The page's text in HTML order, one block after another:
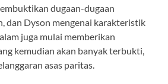
dugaan-dugaan
dan Dyson mengenai karakteristik
juga mulai memberikan
kemudian akan banyak terbukti,
asas paritas.